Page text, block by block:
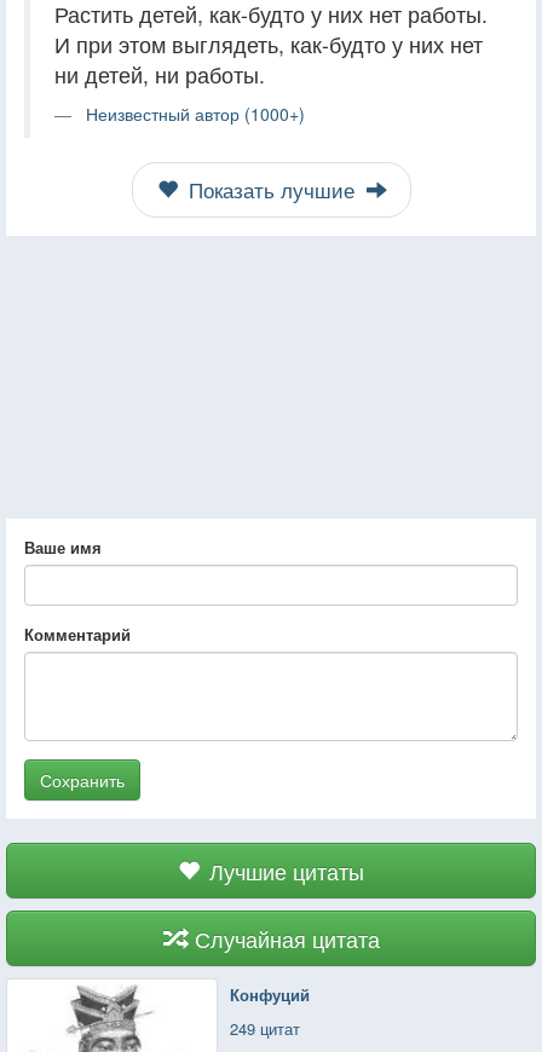
Растить детей, как-будто у них нет работы.
И при этом выглядеть, как-будто у них нет
ни детей, ни работы.
Неизвестный автор (1000+)
Показать лучшие
Ваше имя
Комментарий
Сохранить
Лучшие цитаты
Случайная цитата
Конфуций
249 цитат